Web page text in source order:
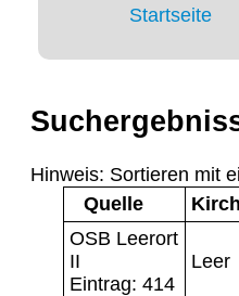
Startseite
Hinweis: Sortieren mit
Quelle
OSB Leerort
II
Eintrag: 414
Leer